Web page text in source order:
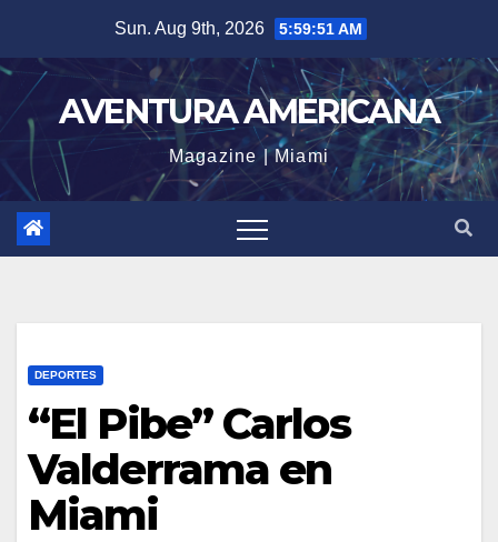
content
Sun. Aug 9th, 2026 5:59:52 AM
AVENTURA AMERICANA
Magazine | Miami
DEPORTES
“El Pibe” Carlos
Valderrama en
Miami